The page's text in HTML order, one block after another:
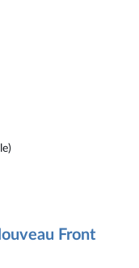
Front